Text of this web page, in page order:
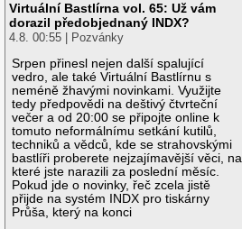
Virtuální Bastlírna vol. 65: Už vám
dorazil předobjednaný INDX?
4.8. 00:55 | Pozvánky
Srpen přinesl nejen další spalující
vedro, ale také Virtuální Bastlírnu s
neméně žhavými novinkami. Využijte
tedy předpovědi na deštivý čtvrteční
večer a od 20:00 se připojte online k
tomuto neformálnímu setkání kutilů,
techniků a vědců, kde se strahovskými
bastlíři proberete nejzajímavější věci, na
které jste narazili za poslední měsíc.
Pokud jde o novinky, řeč zcela jistě
přijde na systém INDX pro tiskárny
Průša, který na konci